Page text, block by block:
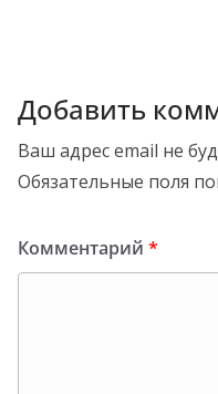
Добавить
Ваш адрес email не
Обязательные поля
Комментарий *